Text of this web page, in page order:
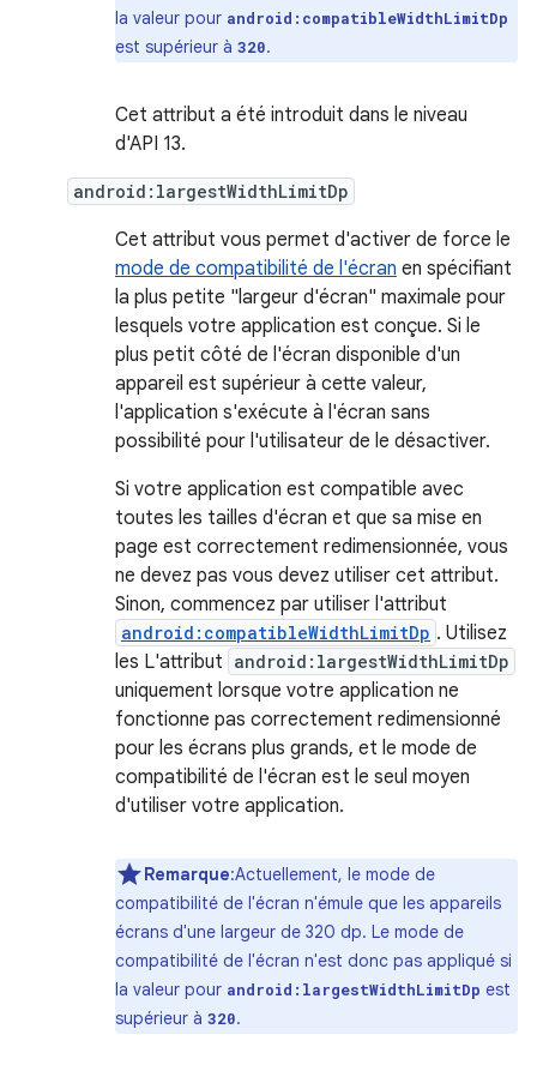
la valeur pour android:compatibleWidthLimitDp
est supérieur à 320.
Cet attribut a été introduit dans le niveau
d'API 13.
android:largestWidthLimitDp
Cet attribut vous permet d'activer de force le
mode de compatibilité de l'écran en spécifiant
la plus petite "largeur d'écran" maximale pour
lesquels votre application est conçue. Si le
plus petit côté de l'écran disponible d'un
appareil est supérieur à cette valeur,
l'application s'exécute à l'écran sans
possibilité pour l'utilisateur de le désactiver.
Si votre application est compatible avec
toutes les tailles d'écran et que sa mise en
page est correctement redimensionnée, vous
ne devez pas vous devez utiliser cet attribut.
Sinon, commencez par utiliser l'attribut
android:compatibleWidthLimitDp . Utilisez
les L'attribut android:largestWidthLimitDp
uniquement lorsque votre application ne
fonctionne pas correctement redimensionné
pour les écrans plus grands, et le mode de
compatibilité de l'écran est le seul moyen
d'utiliser votre application.
Remarque:Actuellement, le mode de
compatibilité de l'écran n'émule que les appareils
écrans d'une largeur de 320 dp. Le mode de
compatibilité de l'écran n'est donc pas appliqué si
la valeur pour android:largestWidthLimitDp est
supérieur à 320.